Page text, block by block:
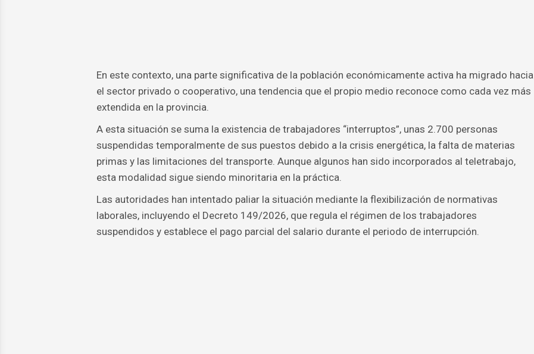
En este contexto, una parte significativa de la población económicamente activa ha migrado hacia
el sector privado o cooperativo, una tendencia que el propio medio reconoce como cada vez más
extendida en la provincia.
A esta situación se suma la existencia de trabajadores “interruptos”, unas 2.700 personas
suspendidas temporalmente de sus puestos debido a la crisis energética, la falta de materias
primas y las limitaciones del transporte. Aunque algunos han sido incorporados al teletrabajo,
esta modalidad sigue siendo minoritaria en la práctica.
Las autoridades han intentado paliar la situación mediante la flexibilización de normativas
laborales, incluyendo el Decreto 149/2026, que regula el régimen de los trabajadores
suspendidos y establece el pago parcial del salario durante el periodo de interrupción.